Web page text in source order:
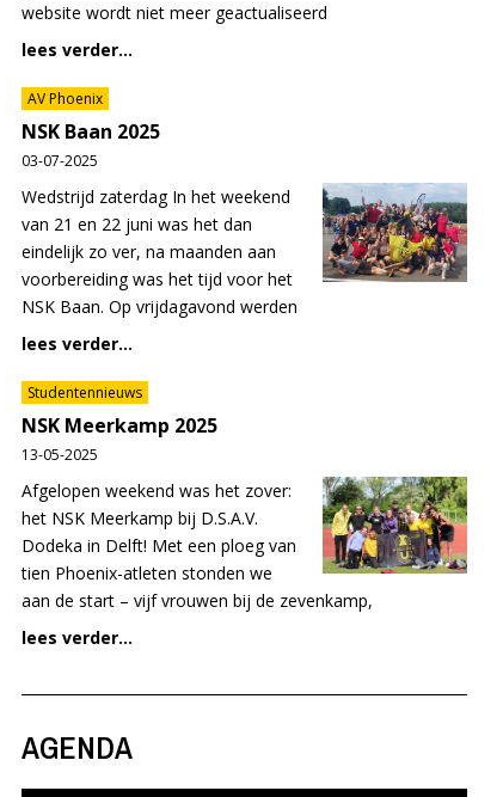
website wordt niet meer geactualiseerd
lees verder...
AV Phoenix
NSK Baan 2025
03-07-2025
Wedstrijd zaterdag In het weekend
van 21 en 22 juni was het dan
eindelijk zo ver, na maanden aan
voorbereiding was het tijd voor het
NSK Baan. Op vrijdagavond werden
lees verder...
Studentennieuws
NSK Meerkamp 2025
13-05-2025
Afgelopen weekend was het zover:
het NSK Meerkamp bij D.S.A.V.
Dodeka in Delft! Met een ploeg van
tien Phoenix-atleten stonden we
aan de start – vijf vrouwen bij de zevenkamp,
lees verder...
AGENDA